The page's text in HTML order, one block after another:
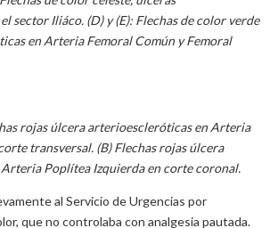
sector Iliáco. (D) y (E): Flechas de color verde
en Arteria Femoral Común y Femoral
rojas úlcera arterioescleróticas en Arteria
transversal. (B) Flechas rojas úlcera
Poplítea Izquierda en corte coronal.
al Servicio de Urgencias por
que no controlaba con analgesia pautada.